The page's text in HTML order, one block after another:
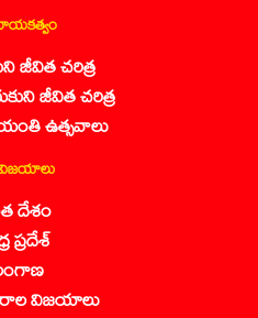
జీవిత చరిత్ర
జీవిత చరిత్ర
ఉత్సవాలు
దేశం
ప్రదేశ్
విజయాలు